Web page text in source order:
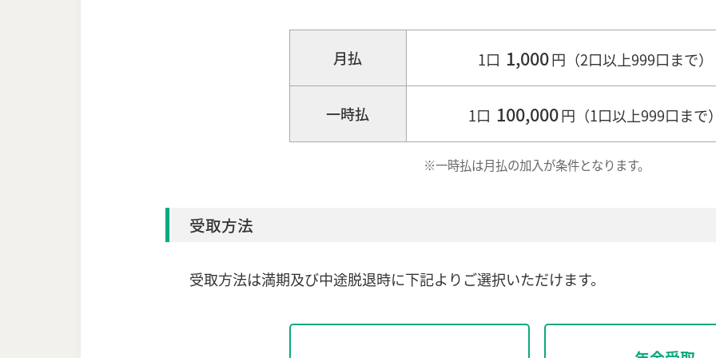
月払 1口 1,000円 （2口以上999口まで）
一時払 1口 100,000円 （1口以上999口まで
※一時払は月払の加入が条件となります。
受取方法
受取方法は満期及び中途脱退時に下記よりご選択いただけます。